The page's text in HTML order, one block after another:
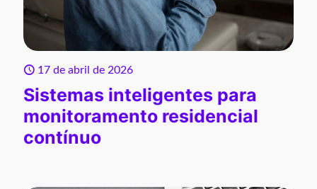
17 de abril de 2026
Sistemas inteligentes para
monitoramento residencial
contínuo